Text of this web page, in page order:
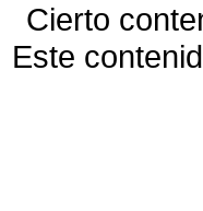
Cierto
Este